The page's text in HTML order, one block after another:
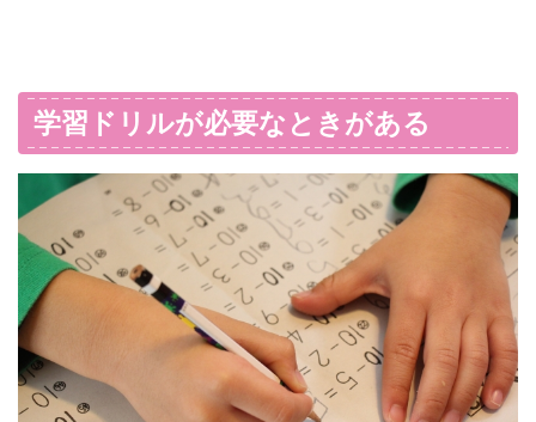
学習ドリルが必要なときがある